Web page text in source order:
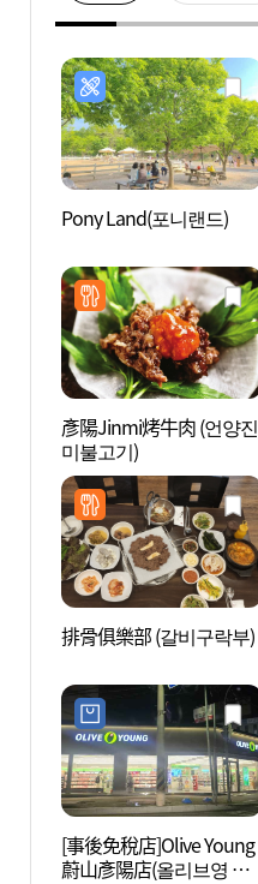
Pony Land(포니랜드)
彥陽Jinmi烤牛肉 (언양진
미불고기)
排骨俱樂部 (갈비구락부)
[事後免稅店]Olive Young
蔚山彥陽店(올리브영 울